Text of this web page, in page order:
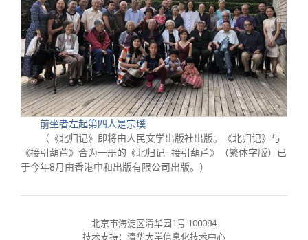
前坐者左起第四人是宗璞
（《北归记》即将由人民文学出版社出版。《北归记》与
《接引葫芦》合为一册的《北归记 · 接引葫芦》（繁体字版）已
于今年8月由香港中和出版有限公司出版。）
北京市海淀区清华园1号 100084
技术支持：清华大学信息化技术中心